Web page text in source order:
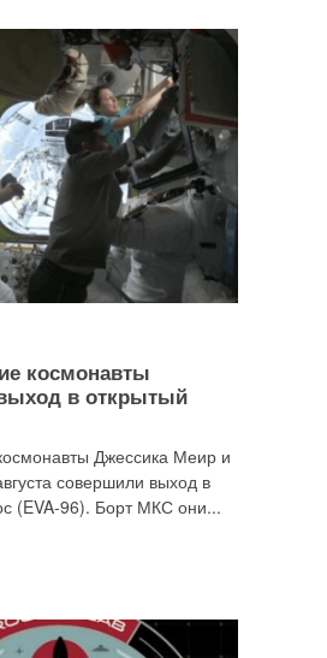
космонавты
в открытый
Джессика Меир и
совершили выход в
(EVA-96). Борт МКС они...